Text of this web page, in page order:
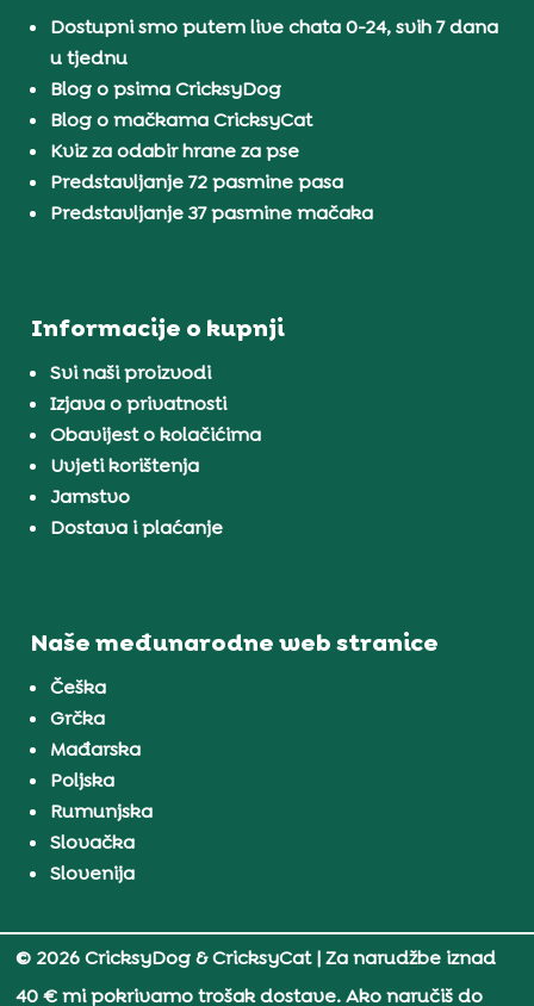
Dostupni smo putem live chata 0-24, svih 7 dana
u tjednu
Blog o psima CricksyDog
Blog o mačkama CricksyCat
Kviz za odabir hrane za pse
Predstavljanje 72 pasmine pasa
Predstavljanje 37 pasmine mačaka
Informacije o kupnji
Svi naši proizvodi
Izjava o privatnosti
Obavijest o kolačićima
Uvjeti korištenja
Jamstvo
Dostava i plaćanje
Naše međunarodne web stranice
Češka
Grčka
Mađarska
Poljska
Rumunjska
Slovačka
Slovenija
© 2026 CricksyDog & CricksyCat| Za narudžbe iznad
40 € mi pokrivamo trošak dostave. Ako naručiš do